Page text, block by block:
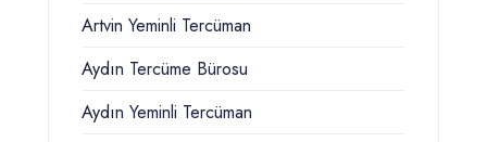
Artvin Yeminli Tercüman
Aydın Tercüme Bürosu
Aydın Yeminli Tercüman